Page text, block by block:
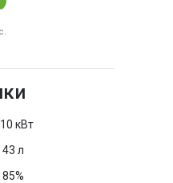
43 л
85%
10 кВт